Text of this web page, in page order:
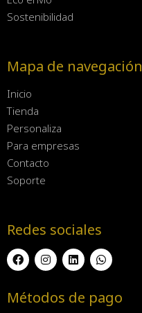
Sostenibilidad
Mapa de navegación
Inicio
Tienda
Personaliza
Para empresas
Contacto
Soporte
Redes sociales
Métodos de pago